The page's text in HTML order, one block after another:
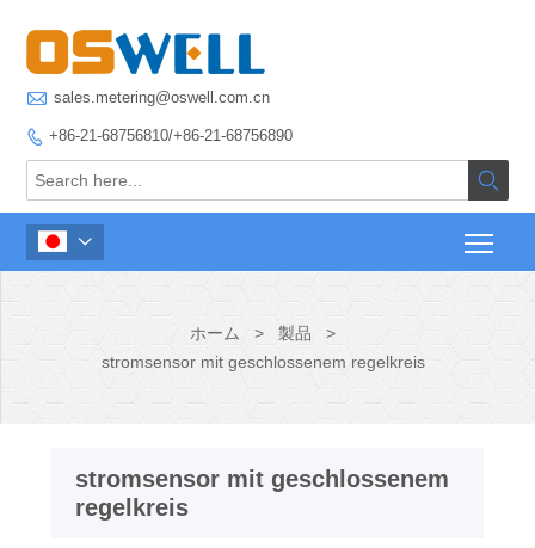
 sales.metering@oswell.com.cn
 +86-21-68756810/+86-21-68756890


ホーム > 製品
>
stromsensor mit geschlossenem regelkreis
stromsensor mit geschlossenem
regelkreis